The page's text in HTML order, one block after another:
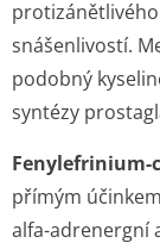
snášenlivostí.
podobný
syntézy
Fenylefrinium-
přímým
alfa-adrenergní